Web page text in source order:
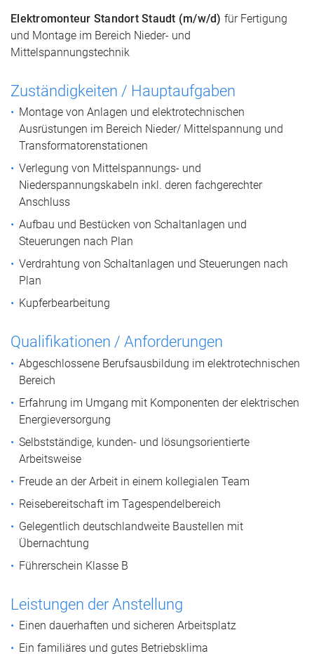
Elektromonteur Standort Staudt (m/w/d) für Fertigung
und Montage im Bereich Nieder- und
Mittelspannungstechnik
Zuständigkeiten / Hauptaufgaben
Montage von Anlagen und elektrotechnischen
Ausrüstungen im Bereich Nieder/ Mittelspannung und
Transformatorenstationen
Verlegung von Mittelspannungs- und
Niederspannungskabeln inkl. deren fachgerechter
Anschluss
Aufbau und Bestücken von Schaltanlagen und
Steuerungen nach Plan
Verdrahtung von Schaltanlagen und Steuerungen nach
Plan
Kupferbearbeitung
Qualifikationen / Anforderungen
Abgeschlossene Berufsausbildung im elektrotechnischen
Bereich
Erfahrung im Umgang mit Komponenten der elektrischen
Energieversorgung
Selbstständige, kunden- und lösungsorientierte
Arbeitsweise
Freude an der Arbeit in einem kollegialen Team
Reisebereitschaft im Tagespendelbereich
Gelegentlich deutschlandweite Baustellen mit
Übernachtung
Führerschein Klasse B
Leistungen der Anstellung
Einen dauerhaften und sicheren Arbeitsplatz
Ein familiäres und gutes Betriebsklima